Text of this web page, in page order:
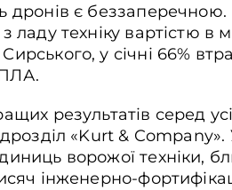
дронів є
ладу техніку вартістю
у січні 66%
результатів серед
«Kurt &
ворожої техніки,
інженерно-